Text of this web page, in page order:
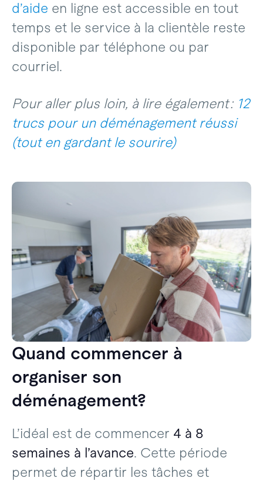
d’aide en ligne est accessible en tout
temps et le service à la clientèle reste
disponible par téléphone ou par
courriel.
Pour aller plus loin, à lire également : 12
trucs pour un déménagement réussi
(tout en gardant le sourire)
Quand commencer à
organiser son
déménagement?
L’idéal est de commencer 4 à 8
semaines à l’avance. Cette période
permet de répartir les tâches et